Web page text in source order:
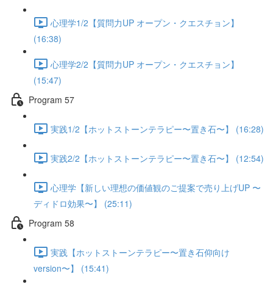
心理学1/2【質問力UP オープン・クエスチョン】
(16:38)
心理学2/2【質問力UP オープン・クエスチョン】
(15:47)
Program 57
実践1/2【ホットストーンテラピー〜置き石〜】 (16:28)
実践2/2【ホットストーンテラピー〜置き石〜】 (12:54)
心理学【新しい理想の価値観のご提案で売り上げUP 〜
ディドロ効果〜】 (25:11)
Program 58
実践【ホットストーンテラピー〜置き石仰向け
version〜】 (15:41)